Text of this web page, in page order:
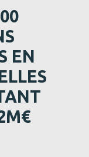
EN